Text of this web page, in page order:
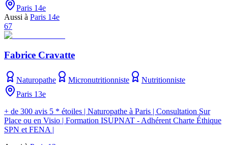
Paris 14e
Aussi à Paris 14e
67
Fabrice Cravatte
Naturopathe Micronutritionniste
Nutritionniste
Paris 13e
+ de 300 avis 5 * étoiles | Naturopathe à Paris | Consultation Sur
Place ou en Visio | Formation ISUPNAT - Adhérent Charte Éthique
SPN et FENA |